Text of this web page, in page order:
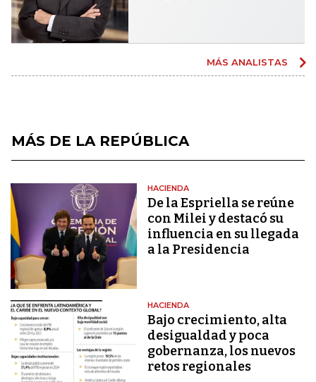
MÁS ANALISTAS
MÁS DE LA REPÚBLICA
HACIENDA
De la Espriella se reúne
con Milei y destacó su
influencia en su llegada
a la Presidencia
HACIENDA
Bajo crecimiento, alta
desigualdad y poca
gobernanza, los nuevos
retos regionales